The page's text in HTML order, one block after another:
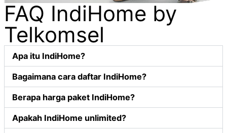
FAQ IndiHome by
Telkomsel
Apa itu IndiHome?
Bagaimana cara daftar IndiHome?
Berapa harga paket IndiHome?
Apakah IndiHome unlimited?